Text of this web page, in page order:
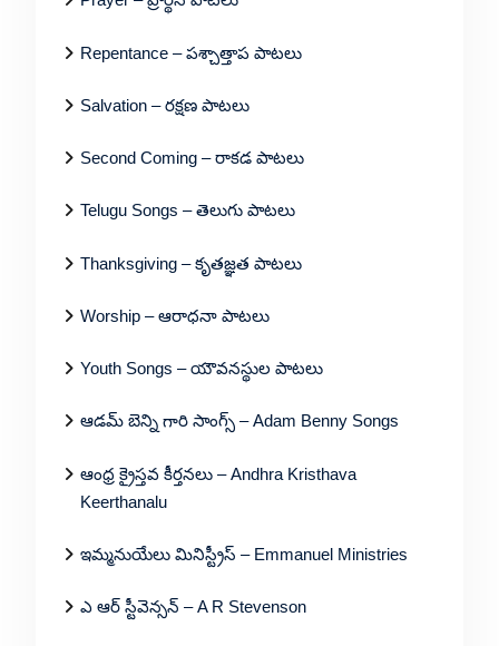
Repentance – పశ్చాత్తాప పాటలు
Salvation – రక్షణ పాటలు
Second Coming – రాకడ పాటలు
Telugu Songs – తెలుగు పాటలు
Thanksgiving – కృతజ్ఞత పాటలు
Worship – ఆరాధనా పాటలు
Youth Songs – యౌవనస్థుల పాటలు
ఆడమ్ బెన్ని గారి సాంగ్స్ – Adam Benny Songs
ఆంధ్ర క్రైస్తవ కీర్తనలు – Andhra Kristhava
Keerthanalu
ఇమ్మనుయేలు మినిస్ట్రీస్ – Emmanuel Ministries
ఎ ఆర్ స్టీవెన్సన్ – A R Stevenson